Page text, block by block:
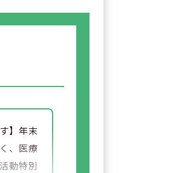
】年末
、医療
動特別